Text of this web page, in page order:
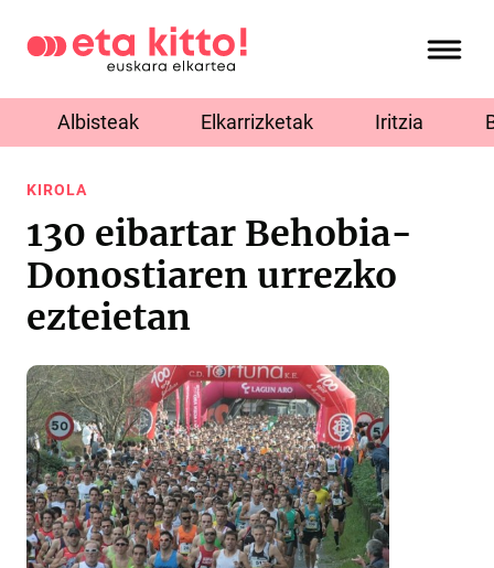
Albisteak Elkarrizketak Iritzia
KIROLA
130 eibartar Behobia-
Donostiaren urrezko
ezteietan